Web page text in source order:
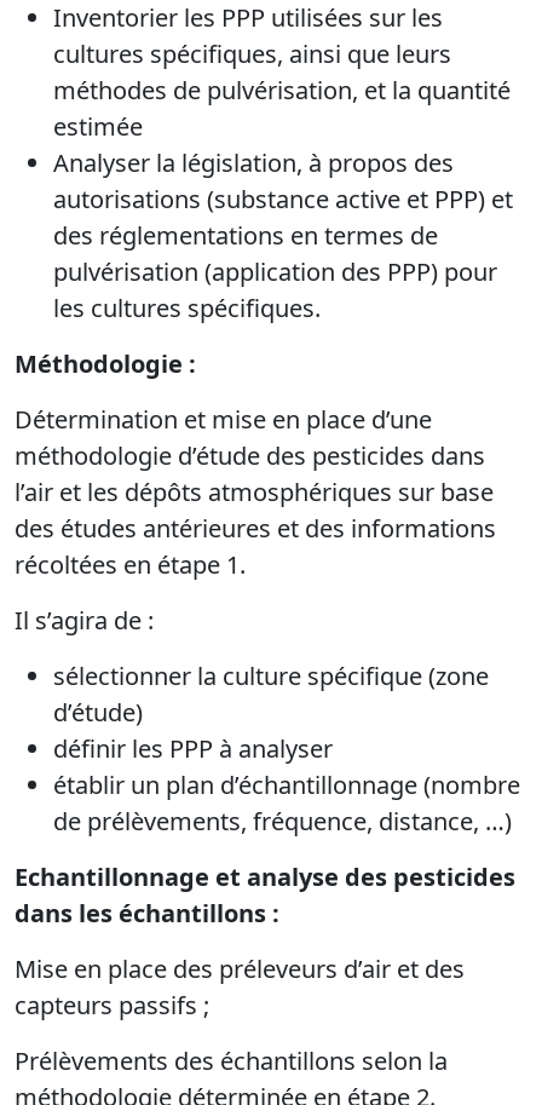
Inventorier les PPP utilisées sur les
cultures spécifiques, ainsi que leurs
méthodes de pulvérisation, et la quantité
estimée
Analyser la législation, à propos des
autorisations (substance active et PPP) et
des réglementations en termes de
pulvérisation (application des PPP) pour
les cultures spécifiques.
Méthodologie :
Détermination et mise en place d’une
méthodologie d’étude des pesticides dans
l’air et les dépôts atmosphériques sur base
des études antérieures et des informations
récoltées en étape 1.
Il s’agira de :
sélectionner la culture spécifique (zone
d’étude)
définir les PPP à analyser
établir un plan d’échantillonnage (nombre
de prélèvements, fréquence, distance, …)
Echantillonnage et analyse des pesticides
dans les échantillons :
Mise en place des préleveurs d’air et des
capteurs passifs ;
Prélèvements des échantillons selon la
méthodologie déterminée en étape 2.